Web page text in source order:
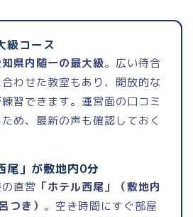
級コース
知県内随一の最大級。広い待合
わせた教室もあり、開放的な
習できます。運営面の口コミ
め、最新の声も確認しておく
尾」が敷地内0分
直営 「ホテル西尾」（敷地内
つき） 。空き時間にすぐ部屋